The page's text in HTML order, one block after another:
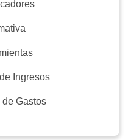
Ingresos
Gastos